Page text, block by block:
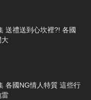
送禮送到心坎裡?! 各國
大
各國NG情人特質 這些行
雷